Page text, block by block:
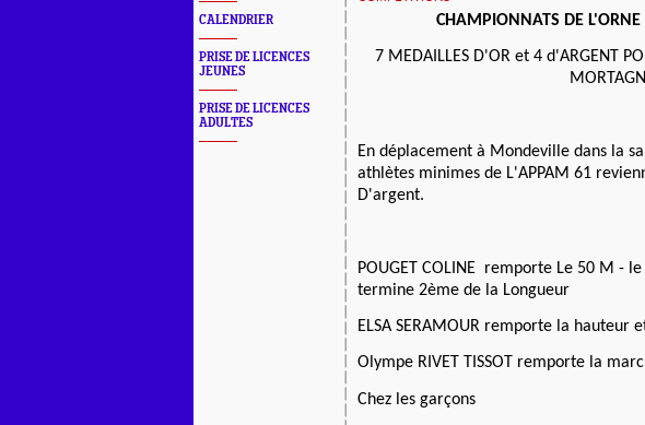
CALENDRIER
PRISE DE LICENCES
JEUNES
PRISE DE LICENCES
ADULTES
CHAMPIONNATS DE
7 MEDAILLES D'OR et 4 d'ARGENT
En déplacement à Mondeville dans la
athlètes minimes de L'APPAM 61
D'argent.
POUGET COLINE remporte Le 50 M -
termine 2ème de la Longueur
ELSA SERAMOUR remporte la hauteur
Olympe RIVET TISSOT remporte la
Chez les garçons